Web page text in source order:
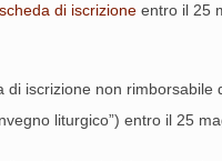
di iscrizione entro il 25
iscrizione non rimborsabile
liturgico”) entro il 25